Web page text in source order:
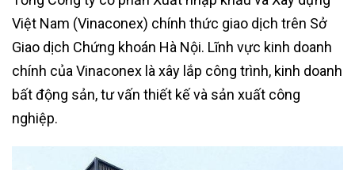
Việt Nam (Vinaconex) chính thức giao dịch trên Sở
Giao dịch Chứng khoán Hà Nội. Lĩnh vực kinh doanh
chính của Vinaconex là xây lắp công trình, kinh doanh
bất động sản, tư vấn thiết kế và sản xuất công
nghiệp.